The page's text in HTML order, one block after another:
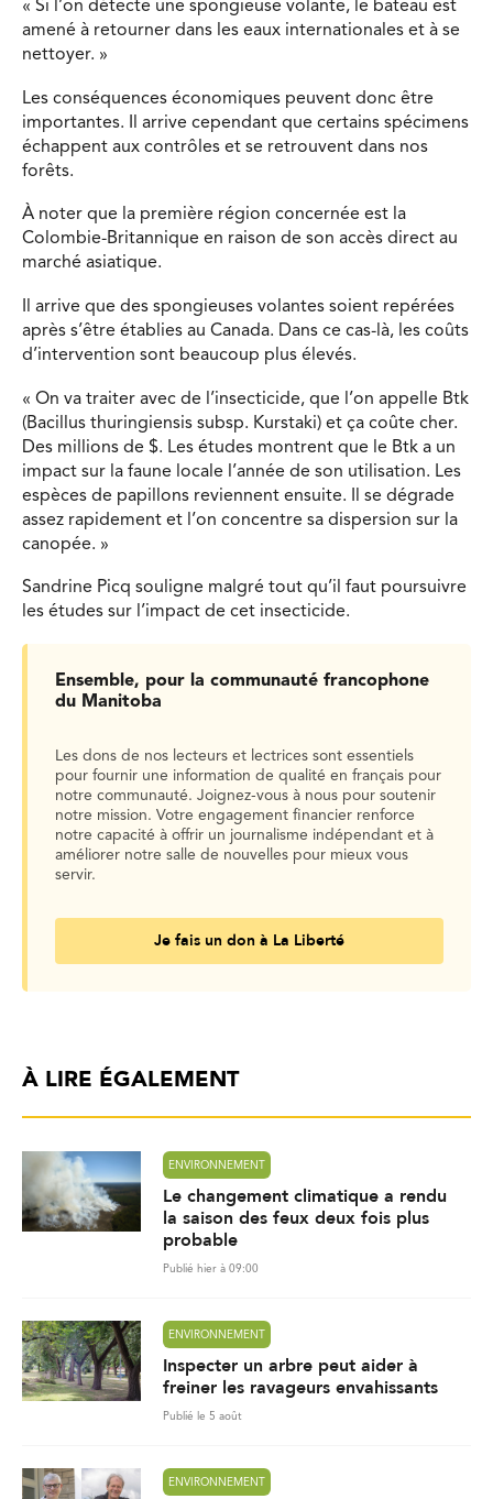
« Si l’on détecte une spongieuse volante, le bateau est
amené à retourner dans les eaux internationales et à se
nettoyer. »
Les conséquences économiques peuvent donc être
importantes. Il arrive cependant que certains spécimens
échappent aux contrôles et se retrouvent dans nos
forêts.
À noter que la première région concernée est la
Colombie-Britannique en raison de son accès direct au
marché asiatique.
Il arrive que des spongieuses volantes soient repérées
après s’être établies au Canada. Dans ce cas-là, les coûts
d’intervention sont beaucoup plus élevés.
« On va traiter avec de l’insecticide, que l’on appelle Btk
(Bacillus thuringiensis subsp. Kurstaki) et ça coûte cher.
Des millions de $. Les études montrent que le Btk a un
impact sur la faune locale l’année de son utilisation. Les
espèces de papillons reviennent ensuite. Il se dégrade
assez rapidement et l’on concentre sa dispersion sur la
canopée. »
Sandrine Picq souligne malgré tout qu’il faut poursuivre
les études sur l’impact de cet insecticide.
Ensemble, pour la communauté francophone
du Manitoba
Les dons de nos lecteurs et lectrices sont essentiels
pour fournir une information de qualité en français pour
notre communauté. Joignez-vous à nous pour soutenir
notre mission. Votre engagement financier renforce
notre capacité à offrir un journalisme indépendant et à
améliorer notre salle de nouvelles pour mieux vous
servir.
Je fais un don à La Liberté
À LIRE ÉGALEMENT
ENVIRONNEMENT
Le changement climatique a rendu
la saison des feux deux fois plus
probable
Publié hier à 09:00
ENVIRONNEMENT
Inspecter un arbre peut aider à
freiner les ravageurs envahissants
Publié le 5 août
ENVIRONNEMENT